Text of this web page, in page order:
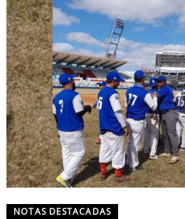
NOTAS DESTACADAS